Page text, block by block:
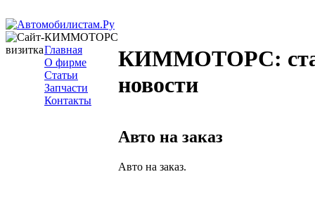
КИММОТОРС
Главная
О фирме
Статьи
Запчасти
Контакты
КИММОТОРС:
новости
Авто на заказ
Авто на заказ.